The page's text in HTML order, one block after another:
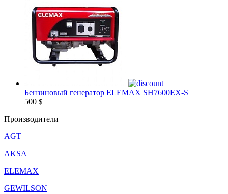
Бензиновый генератор ELEMAX SH7600EX-S
500 $
Производители
AGT
AKSA
ELEMAX
GEWILSON